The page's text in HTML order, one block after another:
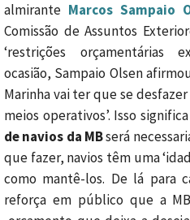
almirante Marcos Sampaio
Comissão de Assuntos
‘restrições orçamentárias
ocasião, Sampaio Olsen
Marinha vai ter que se
meios operativos’. Isso
de navios da MBserá
que fazer, navios têm uma
como mantê-los. De lá para
reforça em público que a